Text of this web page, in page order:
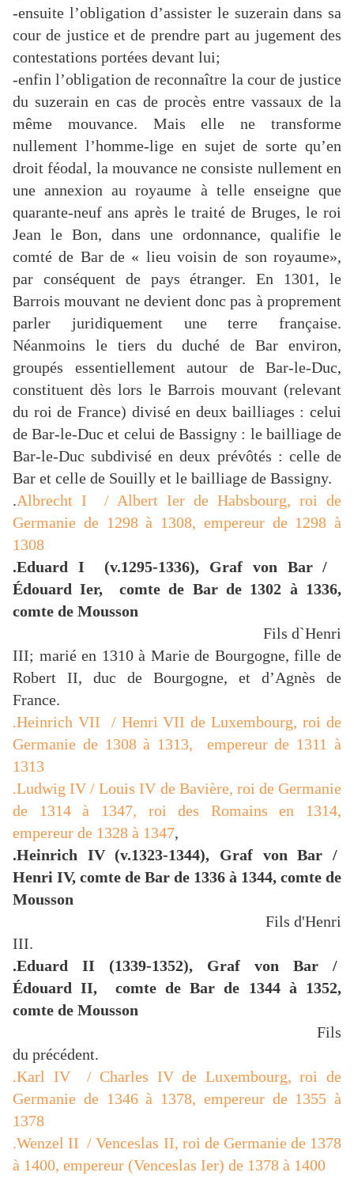
-ensuite l’obligation d’assister le suzerain dans sa
cour de justice et de prendre part au jugement des
contestations portées devant lui;
-enfin l’obligation de reconnaître la cour de justice
du suzerain en cas de procès entre vassaux de la
même mouvance. Mais elle ne transforme
nullement l’homme-lige en sujet de sorte qu’en
droit féodal, la mouvance ne consiste nullement en
une annexion au royaume à telle enseigne que
quarante-neuf ans après le traité de Bruges, le roi
Jean le Bon, dans une ordonnance, qualifie le
comté de Bar de « lieu voisin de son royaume»,
par conséquent de pays étranger. En 1301, le
Barrois mouvant ne devient donc pas à proprement
parler juridiquement une terre française.
Néanmoins le tiers du duché de Bar environ,
groupés essentiellement autour de Bar-le-Duc,
constituent dès lors le Barrois mouvant (relevant
du roi de France) divisé en deux bailliages : celui
de Bar-le-Duc et celui de Bassigny : le bailliage de
Bar-le-Duc subdivisé en deux prévôtés : celle de
Bar et celle de Souilly et le bailliage de Bassigny.
.Albrecht I / Albert Ier de Habsbourg, roi de
Germanie de 1298 à 1308, empereur de 1298 à
1308
.Eduard I (v.1295-1336), Graf von Bar /
Édouard Ier, comte de Bar de 1302 à 1336,
comte de Mousson
Fils d`Henri
III; marié en 1310 à Marie de Bourgogne, fille de
Robert II, duc de Bourgogne, et d’Agnès de
France.
.Heinrich VII / Henri VII de Luxembourg, roi de
Germanie de 1308 à 1313, empereur de 1311 à
1313
.Ludwig IV / Louis IV de Bavière, roi de Germanie
de 1314 à 1347, roi des Romains en 1314,
empereur de 1328 à 1347,
.Heinrich IV (v.1323-1344), Graf von Bar /
Henri IV, comte de Bar de 1336 à 1344, comte de
Mousson
Fils d'Henri
III.
.Eduard II (1339-1352), Graf von Bar /
Édouard II, comte de Bar de 1344 à 1352,
comte de Mousson
Fils
du précédent.
.Karl IV / Charles IV de Luxembourg, roi de
Germanie de 1346 à 1378, empereur de 1355 à
1378
.Wenzel II / Venceslas II, roi de Germanie de 1378
à 1400, empereur (Venceslas Ier) de 1378 à 1400